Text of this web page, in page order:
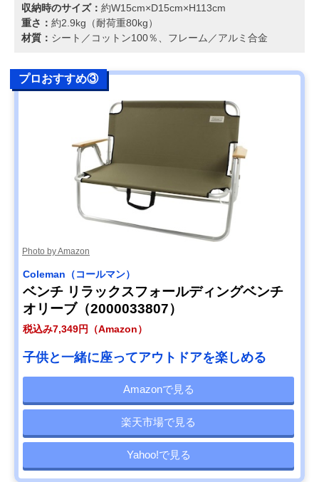
収納時のサイズ： 約W15cm×D15cm×H113cm
重さ： 約2.9kg（耐荷重80kg）
材質： シート／コットン100％、フレーム／アルミ合金
プロおすすめ③
Photo by Amazon
Coleman（コールマン）
ベンチ リラックスフォールディングベンチ
オリーブ（2000033807）
税込み7,349円（Amazon）
子供と一緒に座ってアウトドアを楽しめる
Amazonで見る
楽天市場で見る
Yahoo!で見る